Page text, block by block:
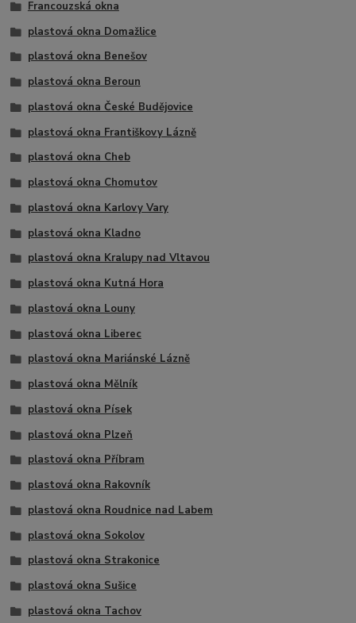
Francouzská okna
plastová okna Domažlice
plastová okna Benešov
plastová okna Beroun
plastová okna České Budějovice
plastová okna Františkovy Lázně
plastová okna Cheb
plastová okna Chomutov
plastová okna Karlovy Vary
plastová okna Kladno
plastová okna Kralupy nad Vltavou
plastová okna Kutná Hora
plastová okna Louny
plastová okna Liberec
plastová okna Mariánské Lázně
plastová okna Mělník
plastová okna Písek
plastová okna Plzeň
plastová okna Příbram
plastová okna Rakovník
plastová okna Roudnice nad Labem
plastová okna Sokolov
plastová okna Strakonice
plastová okna Sušice
plastová okna Tachov